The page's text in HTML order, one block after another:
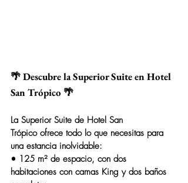
🌴 Descubre la Superior Suite en Hotel
San Trópico 🌴
La Superior Suite de Hotel San
Trópico ofrece todo lo que necesitas para
una estancia inolvidable:
• 125 m² de espacio, con dos
habitaciones con camas King y dos baños